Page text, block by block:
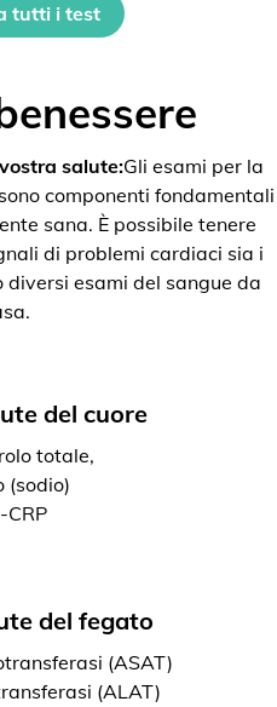
tutti i test
salute:Gli esami per la
componenti fondamentali
sana. È possibile tenere
di problemi cardiaci sia i
esami del sangue da
del cuore
totale,
(sodio)
CRP
del fegato
(ASAT)
(ALAT)